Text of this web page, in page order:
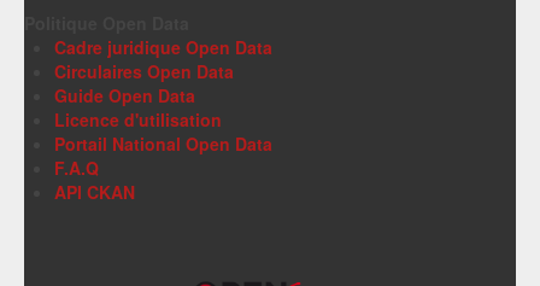
Cadre juridique Open Data
Circulaires Open Data
Guide Open Data
Licence d'utilisation
Portail National Open Data
F.A.Q
API CKAN